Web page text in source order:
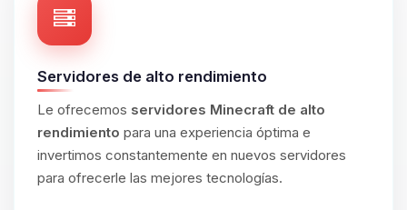
Servidores de alto rendimiento
Le ofrecemos servidores Minecraft de alto
rendimiento para una experiencia óptima e
invertimos constantemente en nuevos servidores
para ofrecerle las mejores tecnologías.